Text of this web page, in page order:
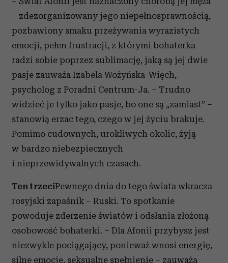
– zdezorganizowany jego niepełnosprawnością,
pozbawiony smaku przeżywania wyrazistych
emocji, pełen frustracji, z którymi bohaterka
radzi sobie poprzez sublimację, jaką są jej dwie
pasje zauważa Izabela Wożyńska-Więch,
psycholog z Poradni Centrum-Ja. – Trudno
widzieć je tylko jako pasje, bo one są „zamiast” –
stanowią erzac tego, czego w jej życiu brakuje.
Pomimo cudownych, urokliwych okolic, żyją
w bardzo niebezpiecznych
i nieprzewidywalnych czasach.
Ten trzeciPewnego dnia do tego świata wkracza
rosyjski zapaśnik – Ruski. To spotkanie
powoduje zderzenie światów i odsłania złożoną
osobowość bohaterki. – Dla Afonii przybysz jest
niezwykle pociągający, ponieważ wnosi energię,
silne emocje, seksualne spełnienie – zauważa